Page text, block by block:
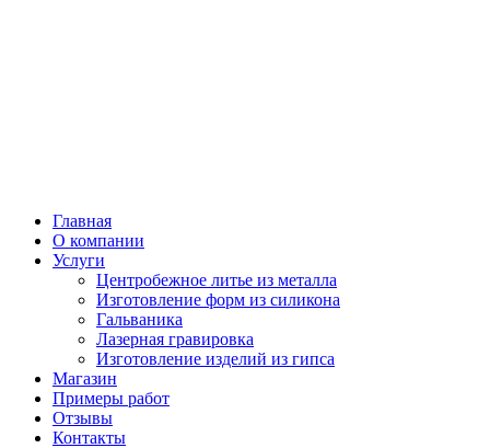
Главная
О компании
Услуги
Центробежное литье из металла
Изготовление форм из силикона
Гальваника
Лазерная гравировка
Изготовление изделий из гипса
Магазин
Примеры работ
Отзывы
Контакты